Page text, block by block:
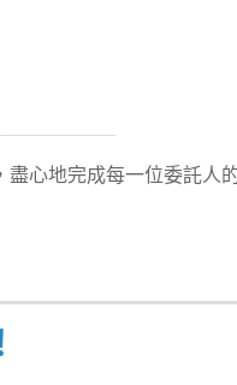
心地完成每一位委託人